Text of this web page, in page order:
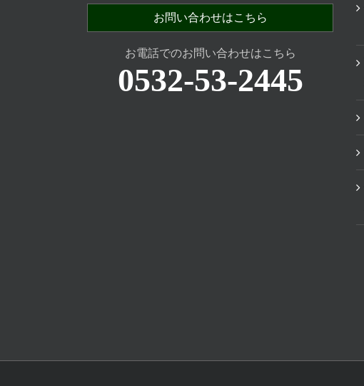
お問い合わせはこちら
お電話でのお問い合わせはこちら
0532-53-2445